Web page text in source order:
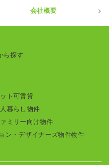
会社概要
ら探す
ト可賃貸
暮らし物件
ミリー向け物件
ン・デザイナーズ物件物件